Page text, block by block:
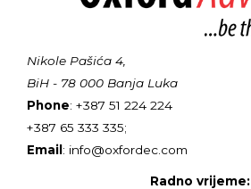
Nikole Pašića 4,
BiH - 78 000 Banja Luka
Phone: +387 51 224 224
+387 65 333 335;
Email: info@oxfordec.com
Radno vrijeme: